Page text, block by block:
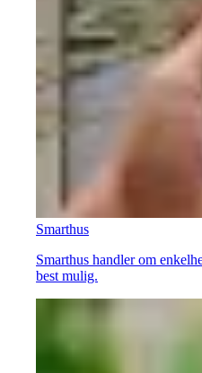
Smarthus
Smarthus handler om
best mulig.